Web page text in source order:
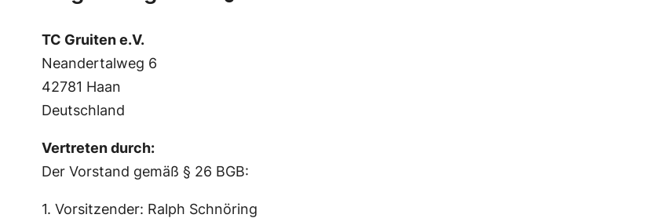
TC Gruiten e.V.
Neandertalweg 6
42781 Haan
Deutschland
Vertreten durch:
Der Vorstand gemäß § 26 BGB:
1. Vorsitzender: Ralph Schnöring